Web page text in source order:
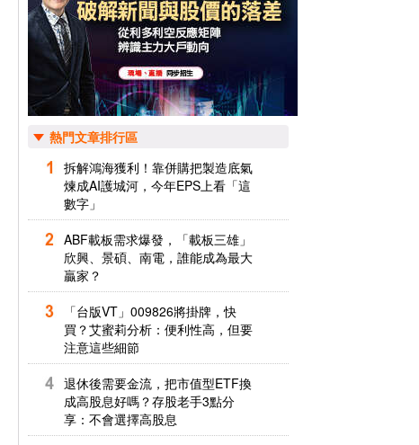
熱門文章排行區
拆解鴻海獲利！靠併購把製造底氣
煉成AI護城河，今年EPS上看「這
數字」
ABF載板需求爆發，「載板三雄」
欣興、景碩、南電，誰能成為最大
贏家？
「台版VT」009826將掛牌，快
買？艾蜜莉分析：便利性高，但要
注意這些細節
退休後需要金流，把市值型ETF換
成高股息好嗎？存股老手3點分
享：不會選擇高股息